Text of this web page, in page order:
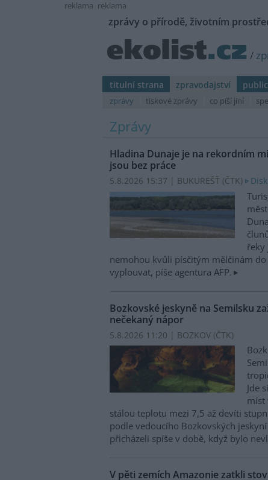
reklama reklama
zprávy o přírodě, životním
/
titulní strana zpravodajství
zprávy tiskové zprávy co píší jiní
Zprávy
Hladina Dunaje je na rekordním
jsou bez práce
5.8.2026 15:37 | BUKUREŠŤ (ČTK)
řeky
nemohou kvůli písčitým mělčinám
vyplouvat, píše agentura AFP.
Bozkovské jeskyně na Semilsku
nečekaný nápor
5.8.2026 11:20 | BOZKOV (ČTK)
Jde
míst
stálou teplotu mezi 7,5 až devíti
podle vedoucího Bozkovských
přicházeli spíše v době, když bylo
V pěti zemích Amazonie zatkli